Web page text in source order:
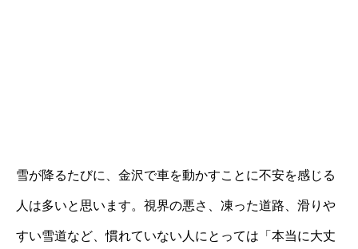
雪が降るたびに、金沢で車を動かすことに不安を感じる
人は多いと思います。視界の悪さ、凍った道路、滑りや
すい雪道など、慣れていない人にとっては「本当に大丈